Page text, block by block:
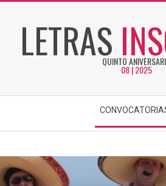
LETRASQUINTO
08 | 2025